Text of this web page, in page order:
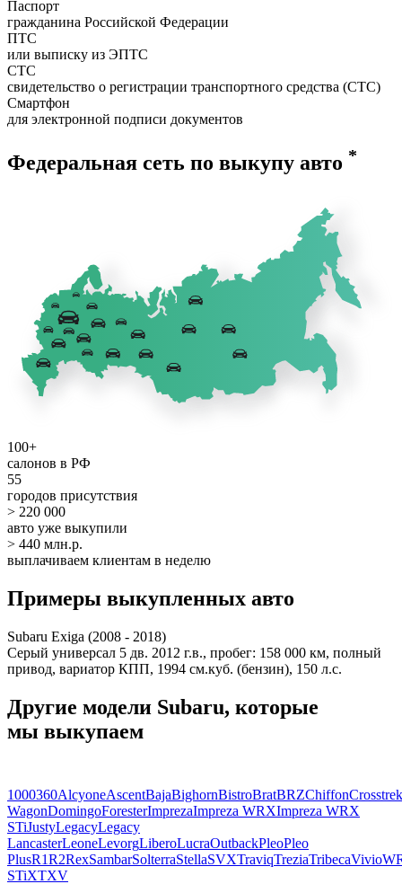
Паспорт
гражданина Российской Федерации
ПТС
или выписку из ЭПТС
СТС
свидетельство о регистрации транспортного средства (СТС)
Смартфон
для электронной подписи документов
Федеральная сеть по выкупу авто *
100+
салонов в РФ
55
городов присутствия
> 220 000
авто уже выкупили
> 440 млн.р.
выплачиваем клиентам в неделю
Примеры выкупленных авто
Subaru Exiga (2008 - 2018)
Серый универсал 5 дв. 2012 г.в., пробег: 158 000 км, полный
привод, вариатор КПП, 1994 см.куб. (бензин), 150 л.с.
Другие модели Subaru, которые
мы выкупаем
1000360AlcyoneAscentBajaBighornBistroBratBRZChiffonCrosstrek
WagonDomingoForesterImprezaImpreza WRXImpreza WRX
STiJustyLegacyLegacy
LancasterLeoneLevorgLiberoLucraOutbackPleoPleo
PlusR1R2RexSambarSolterraStellaSVXTraviqTreziaTribecaVivio
STiXTXV